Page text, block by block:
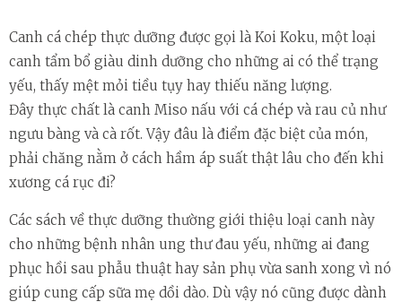
Canh cá chép thực dưỡng được gọi là Koi Koku, một loại
canh tẩm bổ giàu dinh dưỡng cho những ai có thể trạng
yếu, thấy mệt mỏi tiều tụy hay thiếu năng lượng.
Đây thực chất là canh Miso nấu với cá chép và rau củ như
ngưu bàng và cà rốt. Vậy đâu là điểm đặc biệt của món,
phải chăng nằm ở cách hầm áp suất thật lâu cho đến khi
xương cá rục đi?
Các sách về thực dưỡng thường giới thiệu loại canh này
cho những bệnh nhân ung thư đau yếu, những ai đang
phục hồi sau phẫu thuật hay sản phụ vừa sanh xong vì nó
giúp cung cấp sữa mẹ dồi dào. Dù vậy nó cũng được dành